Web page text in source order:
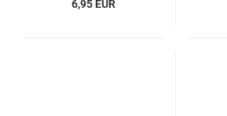
6,95 EUR